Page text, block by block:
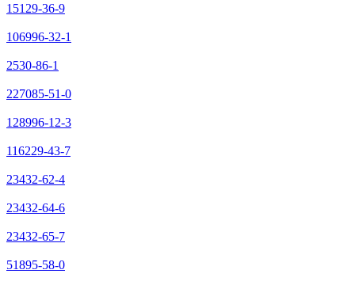
15129-36-9
106996-32-1
2530-86-1
227085-51-0
128996-12-3
116229-43-7
23432-62-4
23432-64-6
23432-65-7
51895-58-0